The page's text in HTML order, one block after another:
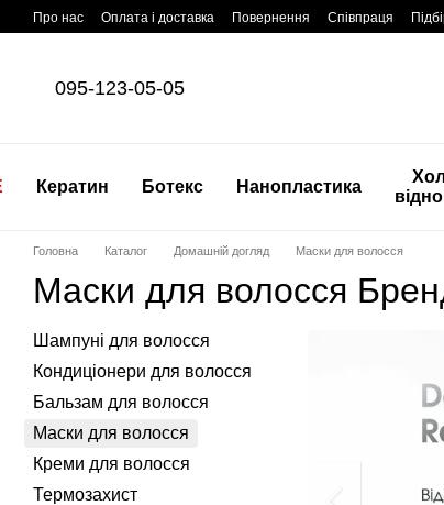
Перейти до основного контенту
Про нас Оплата і доставка Повернення Співпраця
095-123-05-05
Кератин Ботекс Нанопластика
Головна Каталог Домашній догляд Маски для волосся
Маски для волосся
Шампуні для волосся
Кондиціонери для волосся
Бальзам для волосся
Маски для волосся
Креми для волосся
Термозахист